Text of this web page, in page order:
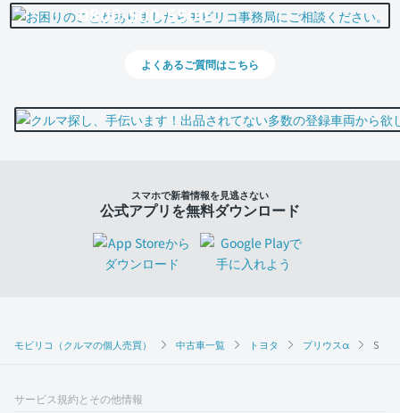
モビリコ（クルマの個人売買） 中古車一覧 トヨタ プリウスα S
0800-500-5500
よくあるご質問はこちら
スマホで新着情報を見逃さない
公式アプリを無料ダウンロード
サービス規約とその他情報